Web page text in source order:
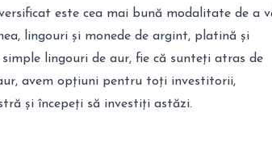
este cea mai bună modalitate de a
lingouri și monede de argint, platină și
lingouri de aur, fie că sunteți atras de
avem opțiuni pentru toți investitorii,
și începeți să investiți astăzi.